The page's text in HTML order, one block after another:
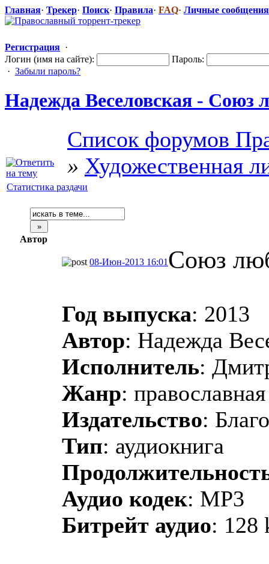
Главная· Трекер· Поиск· Правила· FAQ· Личные сообщения
Регистрация ·
Логин (имя на сайте):
Пароль:
· Забыли пароль?
Надежда Веселовская -
Список форумов
» Художественная
Статистика раздачи
Автор
08-Июн-2013 16:01 Союз
Год выпуска: 2013
Автор: Надежда
Исполнитель:
Жанр:
Издательство:
Тип: аудиокнига
Аудио кодек: MP3
Битрейт аудио: 128